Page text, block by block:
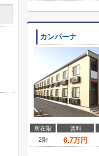
カンパーナ
所在階 賃料
2階
6.7万円